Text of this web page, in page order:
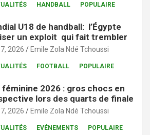
HANDBALL
POPULAIRE
U18 de handball: l’Égypte
un exploit qui fait trembler
2026 Emile Zola Ndé Tchoussi
FOOTBALL
POPULAIRE
féminine 2026 : gros chocs en
lors des quarts de finale
2026 Emile Zola Ndé Tchoussi
EVÉNEMENTS
POPULAIRE